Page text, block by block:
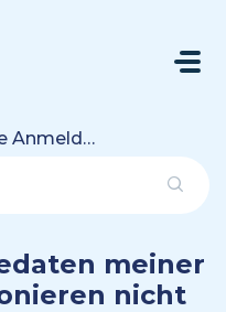
meiner Bank funktionieren nicht
meiner
nicht